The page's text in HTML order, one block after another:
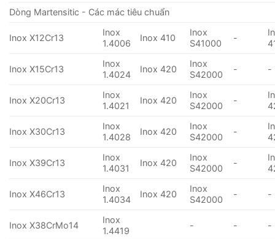
Dòng Martensitic - Các mác tiêu chuẩn
Inox X12Cr13
Inox
1.4006
Inox 410
Inox
S41000
-
Inox X15Cr13
Inox
1.4024
Inox 420
Inox
S42000
- -
Inox X20Cr13
Inox
1.4021
Inox 420
Inox
S42000
-
Inox X30Cr13
Inox
1.4028
Inox 420
Inox
S42000
-
Inox X39Cr13
Inox
1.4031
Inox 420
Inox
S42000
-
Inox X46Cr13
Inox
1.4034
Inox 420
Inox
S42000
- -
Inox X38CrMo14
Inox
1.4419
- - -